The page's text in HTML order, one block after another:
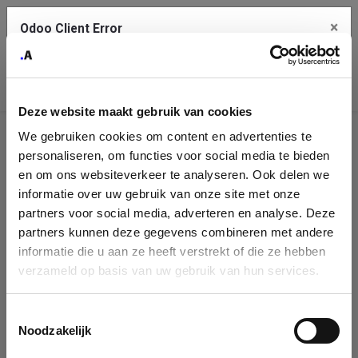
Deze website maakt gebruik van cookies
We gebruiken cookies om content en advertenties te
personaliseren, om functies voor social media te bieden
en om ons websiteverkeer te analyseren. Ook delen we
informatie over uw gebruik van onze site met onze
partners voor social media, adverteren en analyse. Deze
partners kunnen deze gegevens combineren met andere
informatie die u aan ze heeft verstrekt of die ze hebben
verzameld op basis van uw gebruik van hun services.
Noodzakelijk
Company
Identification
Please fill in your company details
You can search a company in our database by name, VAT or
enterprise ID. When a company is selected it will auto-complete the
form. If you don't find your company in our database, you can create
Odoo Client Error ×
service.
See details
Ok